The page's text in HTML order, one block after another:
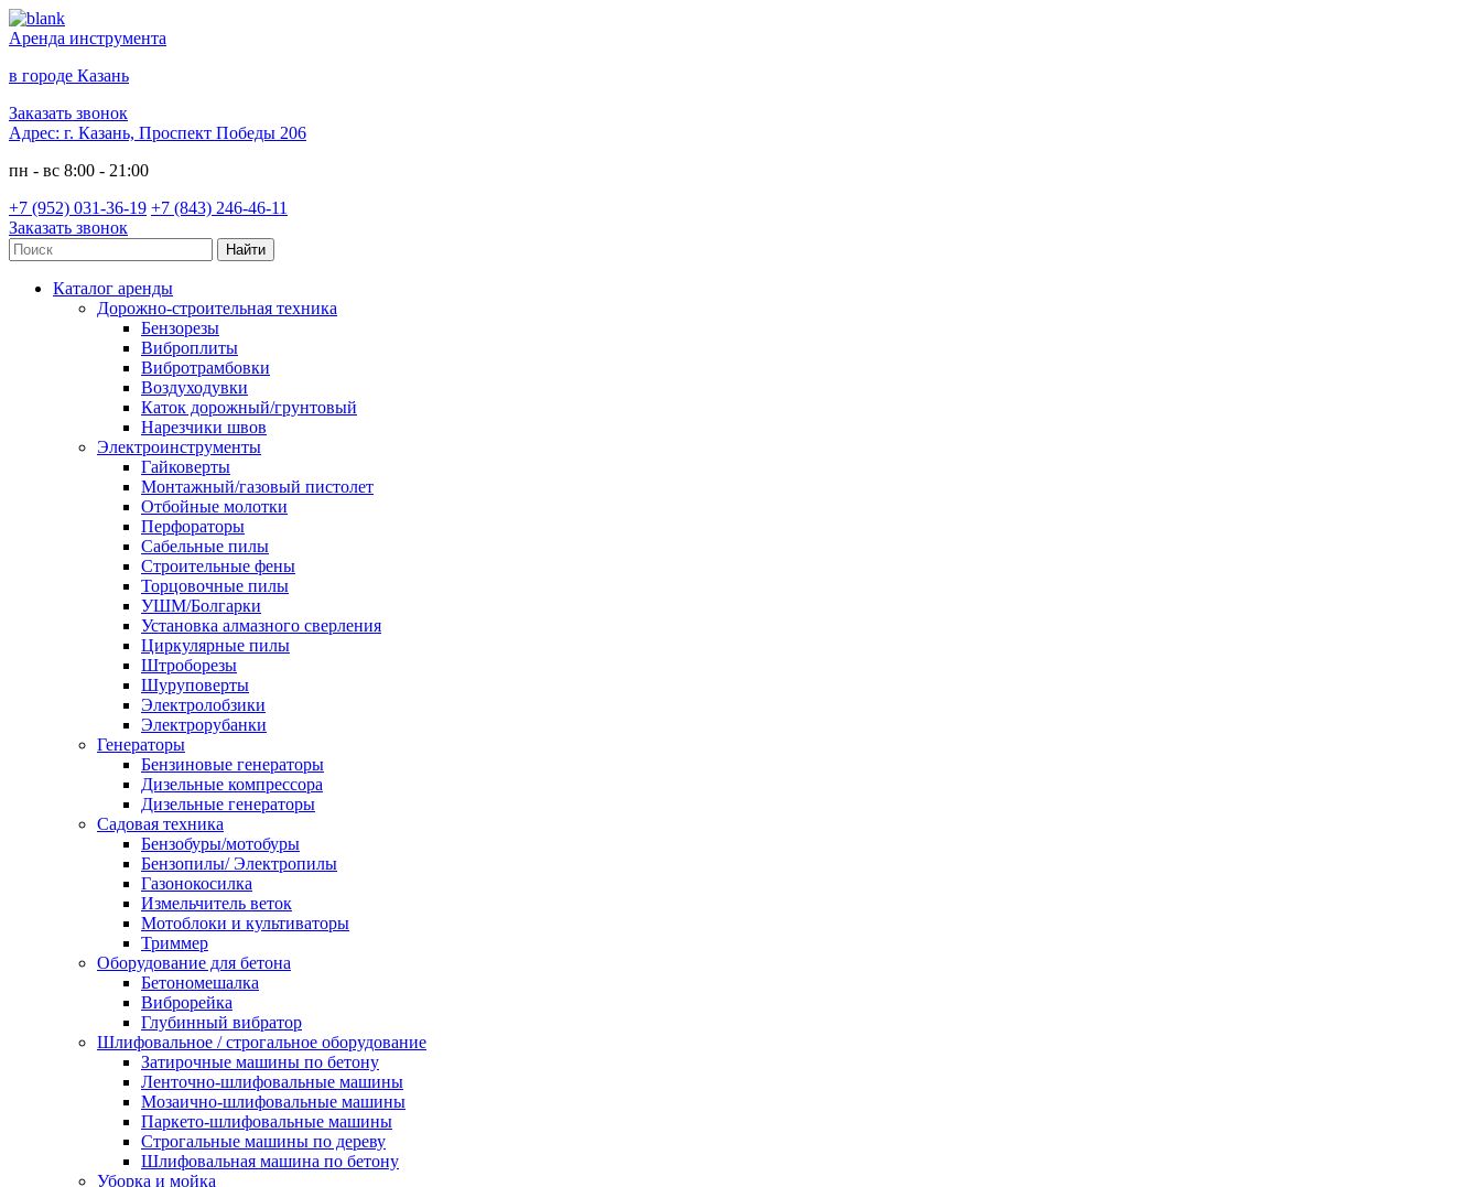
Аренда инструмента
в городе Казань
Заказать звонок
Адрес: г. Казань, Проспект Победы 206
пн - вс 8:00 - 21:00
+7 (952) 031-36-19 +7 (843) 246-46-11
Заказать звонок
Каталог аренды
Дорожно-строительная техника
Бензорезы
Виброплиты
Вибротрамбовки
Воздуходувки
Каток дорожный/грунтовый
Нарезчики швов
Электроинструменты
Гайковерты
Монтажный/газовый пистолет
Отбойные молотки
Перфораторы
Сабельные пилы
Строительные фены
Торцовочные пилы
УШМ/Болгарки
Установка алмазного сверления
Циркулярные пилы
Штроборезы
Шуруповерты
Электролобзики
Электрорубанки
Генераторы
Бензиновые генераторы
Дизельные компрессора
Дизельные генераторы
Садовая техника
Бензобуры/мотобуры
Бензопилы/ Электропилы
Газонокосилка
Измельчитель веток
Мотоблоки и культиваторы
Триммер
Оборудование для бетона
Бетономешалка
Виброрейка
Глубинный вибратор
Шлифовальное / строгальное оборудование
Затирочные машины по бетону
Ленточно-шлифовальные машины
Мозаично-шлифовальные машины
Паркето-шлифовальные машины
Строгальные машины по дереву
Шлифовальная машина по бетону
Уборка и мойка